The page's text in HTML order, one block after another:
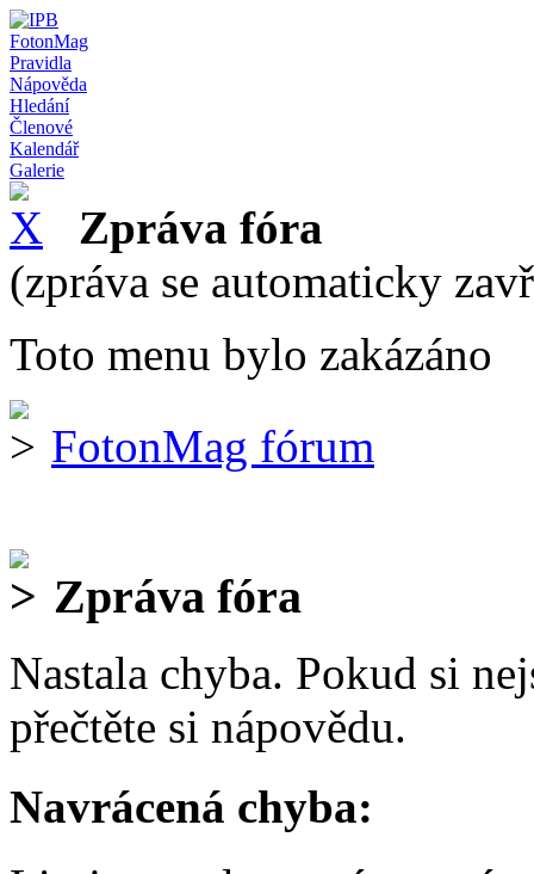
FotonMag
Pravidla
Nápověda
Hledání
Členové
Kalendář
Galerie
Zpráva fóra
(zpráva se automaticky
Toto menu bylo zakázáno
FotonMag fórum
Zpráva fóra
Nastala chyba. Pokud si
přečtěte si nápovědu.
Navrácená chyba: